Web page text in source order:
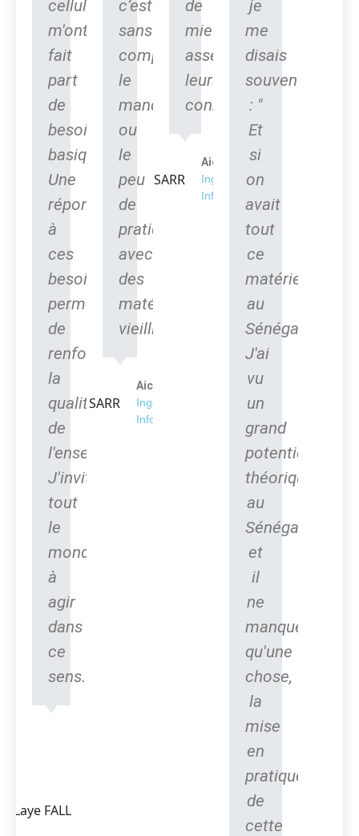
cellules
m'ont
fait
part
de
besoins
basiques.
Une
réponse
à
ces
besoins
permettra
de
renforcer
la
qualité
de
l'enseignement.
J'invite
tout
le
monde
à
agir
dans
ce
sens.
c’est
sans
compter
le
manque
ou
le
peu
de
pratique
avec
des
matériels
vieillissants.
Aicha SARR
Ingénieur en
Informatique
de
mieux
asseoir
leurs
connaissances.
Aicha SARR
Ingénieur en
Informatique
je
me
disais
souvent
: "
Et
si
on
avait
tout
ce
matériel
au
Sénégal".
J'ai
vu
un
grand
potentiel
théorique
au
Sénégal
et
il
ne
manque
qu'une
chose,
la
mise
en
pratique
de
cette